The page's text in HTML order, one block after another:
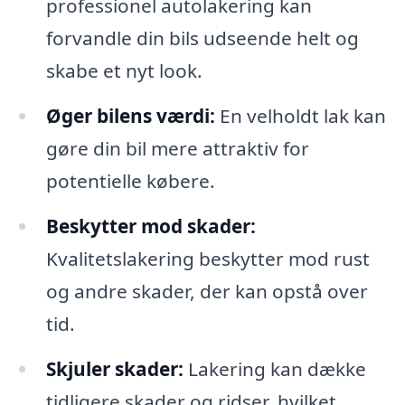
professionel autolakering kan
forvandle din bils udseende helt og
skabe et nyt look.
Øger bilens værdi: En velholdt lak kan
gøre din bil mere attraktiv for
potentielle købere.
Beskytter mod skader:
Kvalitetslakering beskytter mod rust
og andre skader, der kan opstå over
tid.
Skjuler skader: Lakering kan dække